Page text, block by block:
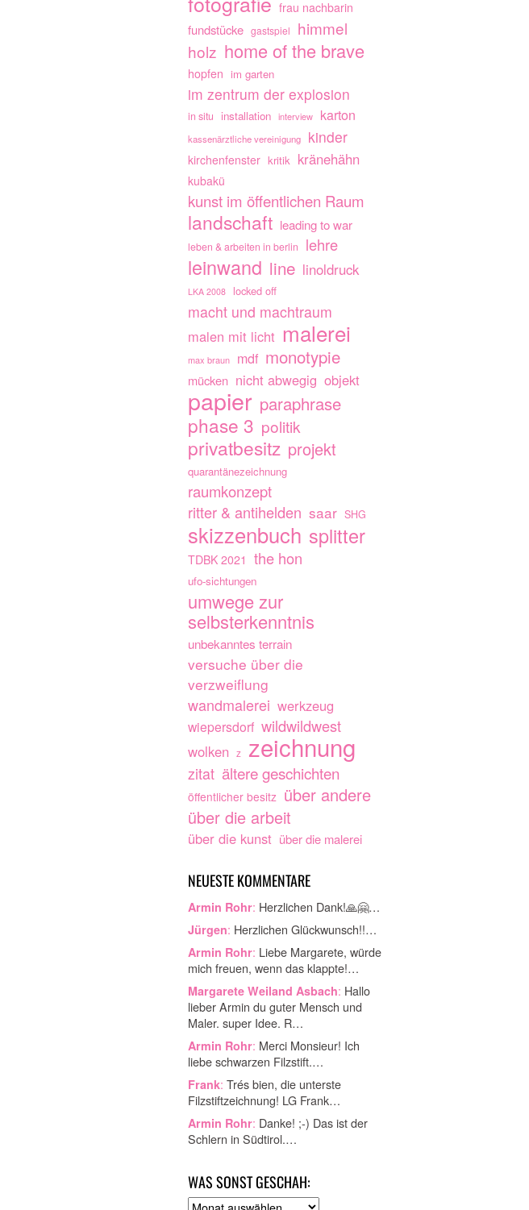
frau nachbarin
fundstücke gastspiel
himmel
holz home of the brave
hopfen im garten
im zentrum der explosion
in situ installation interview karton
kassenärztliche vereinigung kinder
kirchenfenster kritik kränehähn
kubakü
kunst im öffentlichen Raum
landschaft leading to war
leben & arbeiten in berlin lehre
leinwand line linoldruck
LKA 2008 locked off
macht und machtraum
malen mit licht malerei
max braun mdf monotypie
mücken nicht abwegig objekt
papier paraphrase
phase 3 politik
privatbesitz projekt
quarantänezeichnung
raumkonzept
ritter & antihelden saar SHG
skizzenbuch splitter
TDBK 2021 the hon
ufo-sichtungen
umwege zur
selbsterkenntnis
unbekanntes terrain
versuche über die
verzweiflung
wandmalerei werkzeug
wiepersdorf wildwildwest
wolken z zeichnung
zitat ältere geschichten
öffentlicher besitz über andere
über die arbeit
über die kunst über die malerei
NEUESTE KOMMENTARE
Armin Rohr: Herzlichen Dank!🙏🤗…
Jürgen: Herzlichen Glückwunsch!!…
Armin Rohr: Liebe Margarete, würde
mich freuen, wenn das klappte!…
Margarete Weiland Asbach: Hallo
lieber Armin du guter Mensch und
Maler. super Idee. R…
Armin Rohr: Merci Monsieur! Ich
liebe schwarzen Filzstift.…
Frank: Trés bien, die unterste
Filzstiftzeichnung! LG Frank…
Armin Rohr: Danke! ;-) Das ist der
Schlern in Südtirol.…
WAS SONST GESCHAH:
A